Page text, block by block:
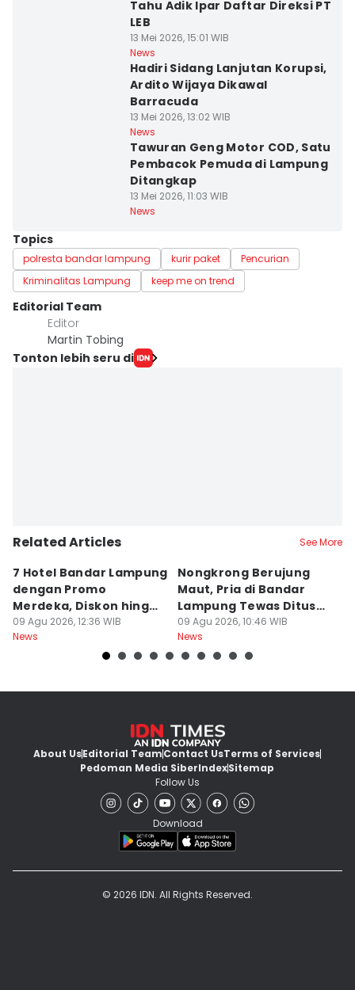
Tahu Adik Ipar Daftar Direksi PT
LEB
13 Mei 2026, 15:01 WIB
News
Hadiri Sidang Lanjutan Korupsi,
Ardito Wijaya Dikawal
Barracuda
13 Mei 2026, 13:02 WIB
News
Tawuran Geng Motor COD, Satu
Pembacok Pemuda di Lampung
Ditangkap
13 Mei 2026, 11:03 WIB
News
Topics
polresta bandar lampung kurir paket
Pencurian
Kriminalitas Lampung
keep me on trend
Editorial Team
Editor
Martin Tobing
Tonton lebih seru di
Related Articles See More
7 Hotel Bandar Lampung
dengan Promo
Merdeka, Diskon hingga
50 Persen
09 Agu 2026, 12:36 WIB
News
Nongkrong Berujung
Maut, Pria di Bandar
Lampung Tewas Ditusuk
Teman
09 Agu 2026, 10:46 WIB
News
About UsEditorial TeamContact UsTerms of Services
Pedoman Media SiberIndexSitemap
Follow Us
Download
© 2026 IDN. All Rights Reserved.